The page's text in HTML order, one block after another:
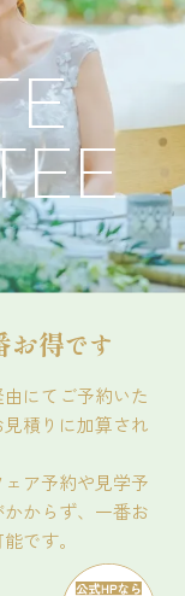
アイテム展示
示
相談会
お得です
にてご予約いた
積りに加算され
ア予約や見学予
からず、一番お
です。